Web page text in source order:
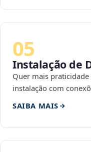
05
Instalação de
Quer mais
instalação com
SAIBA MAIS